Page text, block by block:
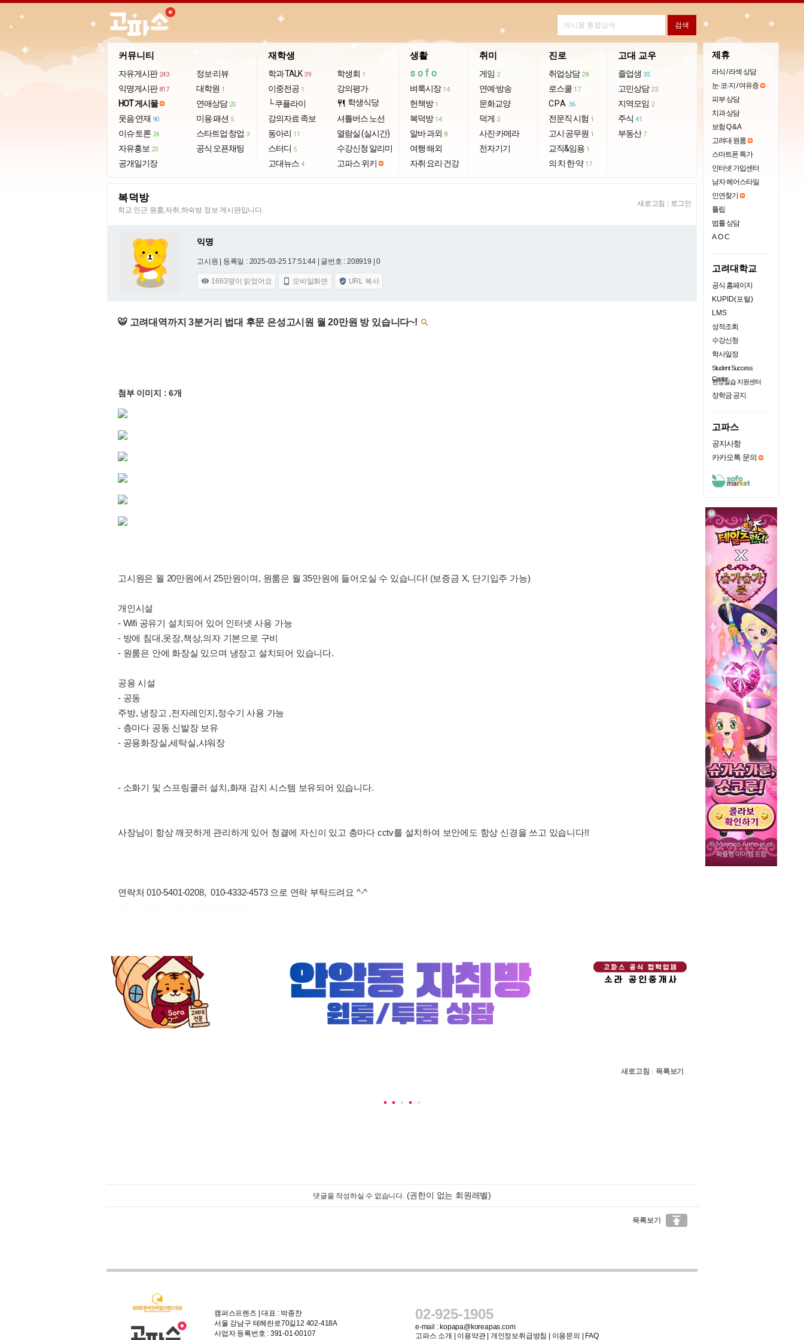
커뮤니티
자유게시판 243
익명게시판 817
HOT 게시물
웃음·연재 90
이슈·토론 24
자유홍보 23
공개일기장
정보·리뷰
대학원 1
연애상담 20
미용·패션 5
스타트업·창업 3
공식 오픈채팅
재학생
학과 TALK 39
이중전공 1
└ 쿠플라이
강의자료·족보
동아리 11
스터디 5
고대뉴스 4
학생회 1
강의평가
restaurant 학생식당
셔틀버스 노선
열람실 (실시간)
수강신청 알리미
고파스 위키
생활
sofo
벼룩시장 14
헌책방 1
복덕방 14
알바·과외 8
여행·해외
자취·요리·건강
취미
게임 2
연예·방송
문화교양
덕게 2
사진·카메라
전자기기
진로
취업상담 28
로스쿨 17
CPA 36
전문직 시험 1
고시·공무원 1
교직&임용 1
의·치·한·약 17
고대 교우
졸업생 35
고민상담 23
지역모임 2
주식 41
부동산 7
import_export
복덕방
학교 인근 원룸,자취,하숙방 정보 게시판입니다.
새로고침 로그인
익명
고시원 | 등록일 : 2025-03-25 17:51:44 | 글번호 : 208919 | 0
 1663명이 읽었어요  모바일화면  URL 복사
🐯 고려대역까지 3분거리 법대 후문 은성고시원 월 20만원 방 있습니다~! 
첨부 이미지 : 6개
고시원은 월 20만원에서 25만원이며, 원룸은 월 35만원에 들어오실 수 있습니다! (보증금 X, 단기입주 가능)
개인시설
- Wifi 공유기 설치되어 있어 인터넷 사용 가능
- 방에 침대,옷장,책상,의자 기본으로 구비
- 원룸은 안에 화장실 있으며 냉장고 설치되어 있습니다.
공용 시설
- 공동
주방, 냉장고 ,전자레인지,정수기 사용 가능
- 층마다 공동 신발장 보유
- 공용화장실,세탁실,샤워장
- 소화기 및 스프링쿨러 설치,화재 감지 시스템 보유되어 있습니다.
사장님이 항상 깨끗하게 관리하게 있어 청결에 자신이 있고 층마다 cctv를 설치하여 보안에도 항상 신경을 쓰고 있습니다!!
연락처 010-5401-0208, 010-4332-4573 으로 연락 부탁드려요 ^-^
새로고침 | 목록보기
댓글을 작성하실 수 없습니다. (권한이 없는 회원레벨)
목록보기 
제휴
라식 / 라섹 상담
눈·코·지 / 여유증
피부 상담
치과 상담
보험 Q & A
고려대 원룸
스마트폰 특가
인터넷 가입센터
남자 헤어스타일
인연찾기
튤립
법률 상담
AOC
고려대학교
공식 홈페이지
KUPID(포털)
LMS
성적조회
수강신청
학사일정
Student Success
Center
현장실습 지원센터
장학금 공지
고파스
공지사항
카카오톡 문의
캠퍼스프렌즈 | 대표 : 박종찬
서울 강남구 테헤란로70길12 402-418A
사업자 등록번호 : 391-01-00107
02-925-1905
e-mail : kopapa@koreapas.com
고파스 소개
이용약관| 개인정보취급방침 이용문의 FAQ